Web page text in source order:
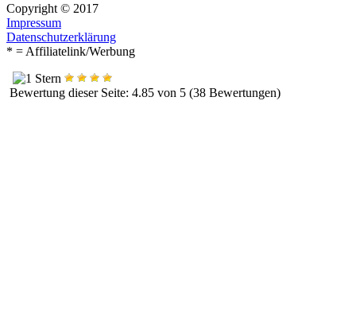
Copyright © 2017
Impressum
Datenschutzerklärung
* = Affiliatelink/Werbung
Bewertung dieser Seite: 4.85 von 5 (38 Bewertungen)